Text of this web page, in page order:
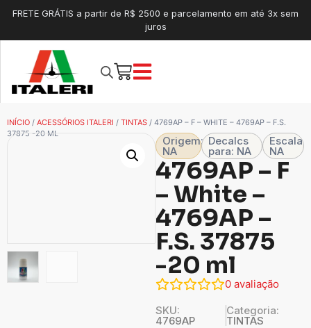
FRETE GRÁTIS a partir de R$ 2500 e parcelamento em até 3x sem
juros
INÍCIO / ACESSÓRIOS ITALERI / TINTAS / 4769AP – F – WHITE – 4769AP – F.S.
37875 -20 ML
Origem:
NA
Decalcs
para: NA
Escala
NA
4769AP – F
– White –
4769AP –
F.S. 37875
-20 ml
0 avaliação
SKU:
4769AP
Categoria:
TINTAS